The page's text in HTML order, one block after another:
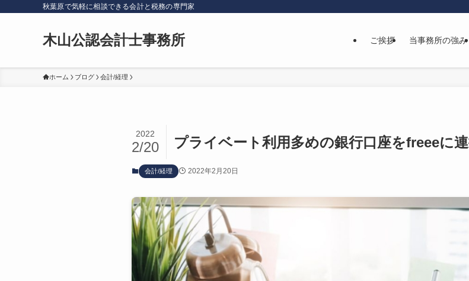
秋葉原で気軽に相談できる会計と税務の専門家
木山公認会計士事務所 ご挨拶 当事務所の強み
ホーム ブログ 会計/経理
プライベート利用多めの銀行口座をfreeeに
2022
2/20
会計/経理 2022年2月20日